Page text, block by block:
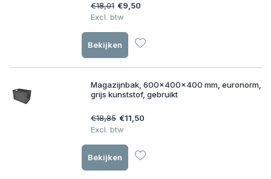
€18,01 €9,50
Excl. btw
Bekijken
Magazijnbak, 600x400x400 mm, euronorm,
grijs kunststof, gebruikt
€18,85 €11,50
Excl. btw
Bekijken